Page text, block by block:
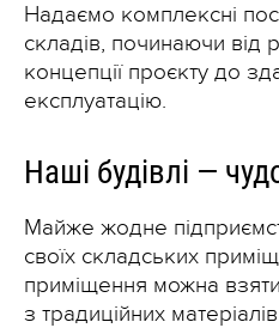
Надаємо комплексні
складів, починаючи від
концепції проєкту до
експлуатацію.
Наші будівлі —
Майже жодне
своїх складських
приміщення можна
з традиційних